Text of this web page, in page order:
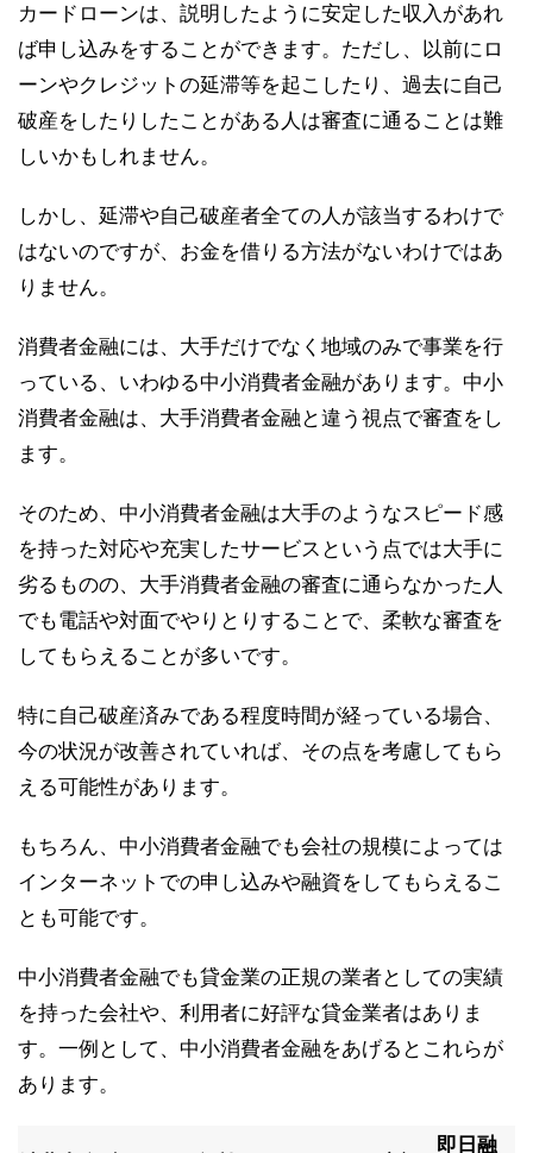
カードローンは、説明したように安定した収入があれ
ば申し込みをすることができます。ただし、以前にロ
ーンやクレジットの延滞等を起こしたり、過去に自己
破産をしたりしたことがある人は審査に通ることは難
しいかもしれません。
しかし、延滞や自己破産者全ての人が該当するわけで
はないのですが、お金を借りる方法がないわけではあ
りません。
消費者金融には、大手だけでなく地域のみで事業を行
っている、いわゆる中小消費者金融があります。 中小
消費者金融は、大手消費者金融と違う視点で審査をし
ます。
そのため、中小消費者金融は大手のようなスピード感
を持った対応や充実したサービスという点では大手に
劣るものの、大手消費者金融の審査に通らなかった人
でも電話や対面でやりとりすることで、柔軟な審査を
してもらえることが多いです。
特に自己破産済みである程度時間が経っている場合、
今の状況が改善されていれば、その点を考慮してもら
える可能性があります。
もちろん、中小消費者金融でも会社の規模によっては
インターネットでの申し込みや融資をしてもらえるこ
とも可能です。
中小消費者金融でも貸金業の正規の業者としての実績
を持った会社や、利用者に好評な貸金業者はありま
す。一例として、中小消費者金融をあげるとこれらが
あります。
即日融